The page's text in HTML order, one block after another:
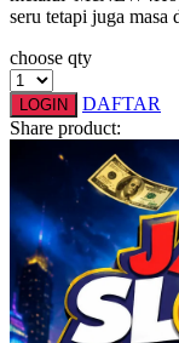
U
Veja
Vitaflow
seru tetapi juga masa
choose qty
LOGIN
DAFTAR
Share product: